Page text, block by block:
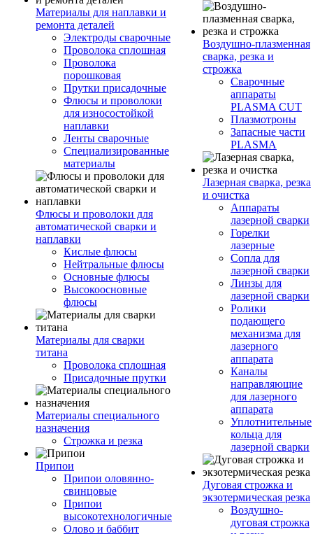
Материалы для наплавки и
ремонта деталей
Электроды сварочные
Проволока сплошная
Проволока
порошковая
Прутки присадочные
Флюсы и проволоки
для износостойкой
наплавки
Ленты сварочные
Специализированные
материалы
Флюсы и проволоки для
автоматической сварки и
наплавки
Кислые флюсы
Нейтральные флюсы
Основные флюсы
Высокоосновные
флюсы
Материалы для сварки
титана
Проволока сплошная
Присадочные прутки
Материалы специального
назначения
Строжка и резка
Припои
Припои оловянно-
свинцовые
Припои
высокотехнологичные
Олово и баббит
Воздушно-плазменная
сварка, резка и
строжка
Сварочные
аппараты
PLASMA CUT
Плазмотроны
Запасные части
PLASMA
Лазерная сварка, резка
и очистка
Аппараты
лазерной сварки
Горелки
лазерные
Сопла для
лазерной сварки
Линзы для
лазерной сварки
Ролики
подающего
механизма для
лазерного
аппарата
Каналы
направляющие
для лазерного
аппарата
Уплотнительные
кольца для
лазерной сварки
Дуговая строжка и
экзотермическая резка
Воздушно-
дуговая строжка